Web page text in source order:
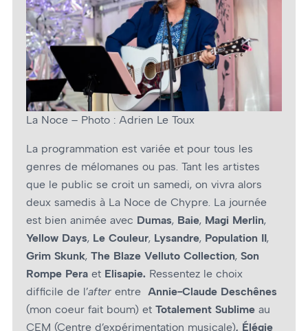
La Noce – Photo : Adrien Le Toux
La programmation est variée et pour tous les
genres de mélomanes ou pas. Tant les artistes
que le public se croit un samedi, on vivra alors
deux samedis à La Noce de Chypre. La journée
est bien animée avec Dumas, Baie, Magi Merlin,
Yellow Days, Le Couleur, Lysandre, Population II,
Grim Skunk, The Blaze Velluto Collection, Son
Rompe Pera et Elisapie. Ressentez le choix
difficile de l’after entre Annie-Claude Deschênes
(mon cœur fait boum) et Totalement Sublime au
CEM (Centre d’expérimentation musicale), Élégie